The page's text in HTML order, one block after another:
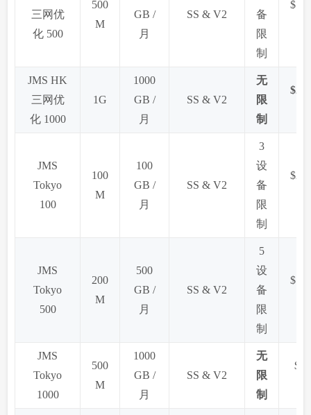
三网优
化 500
500
M
GB /
月
SS & V2
备
限
制
JMS HK
三网优
化 1000
1G
1000
GB /
月
SS & V2
无
限
制
JMS
Tokyo
100
100
M
100
GB /
月
SS & V2
3
设
备
限
制
JMS
Tokyo
500
200
M
500
GB /
月
SS & V2
5
设
备
限
制
JMS
Tokyo
1000
500
M
1000
GB /
月
SS & V2
无
限
制